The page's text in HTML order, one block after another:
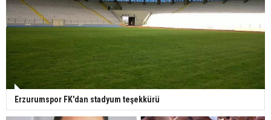
Erzurumspor FK'dan stadyum teşekkürü